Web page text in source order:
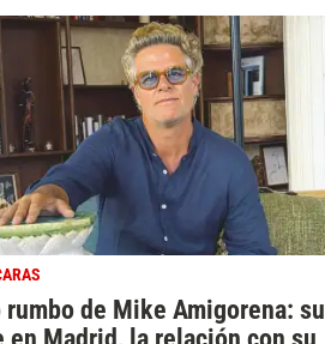
rumbo de Mike Amigorena: su